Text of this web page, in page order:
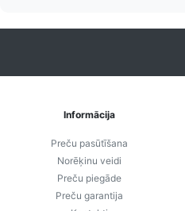
Informācija
Preču pasūtīšana
Norēķinu veidi
Preču piegāde
Preču garantija